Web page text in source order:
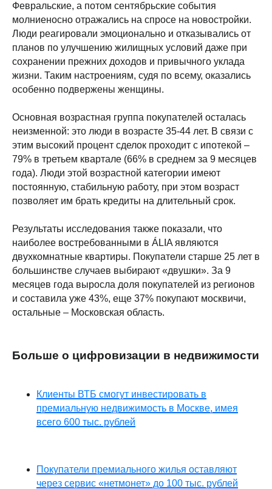
Февральские, а потом сентябрьские события
молниеносно отражались на спросе на новостройки.
Люди реагировали эмоционально и отказывались от
планов по улучшению жилищных условий даже при
сохранении прежних доходов и привычного уклада
жизни. Таким настроениям, судя по всему, оказались
особенно подвержены женщины.
Основная возрастная группа покупателей осталась
неизменной: это люди в возрасте 35-44 лет. В связи с
этим высокий процент сделок проходит с ипотекой –
79% в третьем квартале (66% в среднем за 9 месяцев
года). Люди этой возрастной категории имеют
постоянную, стабильную работу, при этом возраст
позволяет им брать кредиты на длительный срок.
Результаты исследования также показали, что
наиболее востребованными в ÁLIA являются
двухкомнатные квартиры. Покупатели старше 25 лет в
большинстве случаев выбирают «двушки». За 9
месяцев года выросла доля покупателей из регионов
и составила уже 43%, еще 37% покупают москвичи,
остальные – Московская область.
Больше о цифровизации в недвижимости
Клиенты ВТБ смогут инвестировать в
премиальную недвижимость в Москве, имея
всего 600 тыс. рублей
Покупатели премиального жилья оставляют
через сервис «нетмонет» до 100 тыс. рублей